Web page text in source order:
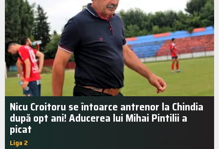
Nicu Croitoru se întoarce antrenor la Chindia
după opt ani! Aducerea lui Mihai Pintilii a
picat
Liga 2